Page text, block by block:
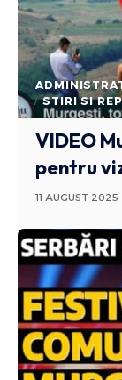
STIRI SI
VIDEO
pentru
11 AUGUST 2025